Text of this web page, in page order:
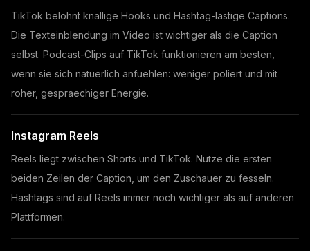
TikTok belohnt knallige Hooks und Hashtag-lastige Captions.
Die Texteinblendung im Video ist wichtiger als die Caption
selbst. Podcast-Clips auf TikTok funktionieren am besten,
wenn sie sich natuerlich anfuehlen: weniger poliert und mit
roher, gespraechiger Energie.
Instagram Reels
Reels liegt zwischen Shorts und TikTok. Nutze die ersten
beiden Zeilen der Caption, um den Zuschauer zu fesseln.
Hashtags sind auf Reels immer noch wichtiger als auf anderen
Plattformen.